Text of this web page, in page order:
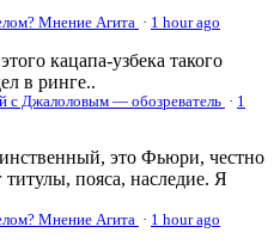
Мнение Агита · 1 hour ago
кацапа-узбека такого
в ринге..
с Джалоловым — обозреватель · 1
это Фьюри, честно
пояса, наследие. Я
Мнение Агита · 1 hour ago